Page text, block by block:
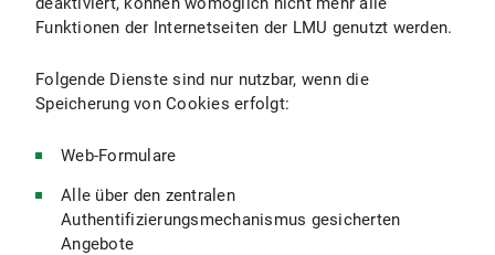
Funktionen der Internetseiten der LMU genutzt werden.
Folgende Dienste sind nur nutzbar, wenn die
Speicherung von Cookies erfolgt:
Web-Formulare
Alle über den zentralen
Authentifizierungsmechanismus gesicherten
Angebote